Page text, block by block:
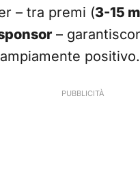
– tra premi (3-15
–
positivo.